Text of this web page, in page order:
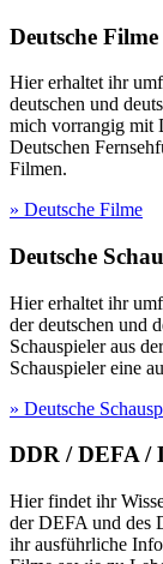
Deutsche Filme
Hier erhaltet ihr
deutschen und
mich vorrangig mit
Deutschen
Filmen.
» Deutsche Filme
Deutsche
Hier erhaltet ihr
der deutschen und
Schauspieler aus
Schauspieler eine
» Deutsche
DDR / DEFA /
Hier findet ihr
der DEFA und des
ihr ausführliche